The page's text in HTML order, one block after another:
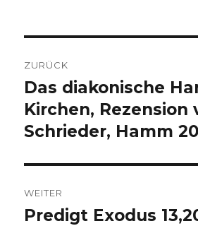
ZURÜCK
Vorheriger
Beitrag:
Das diakonische
Kirchen, Rezension
Schrieder, Hamm
WEITER
Nächster
Predigt Exodus